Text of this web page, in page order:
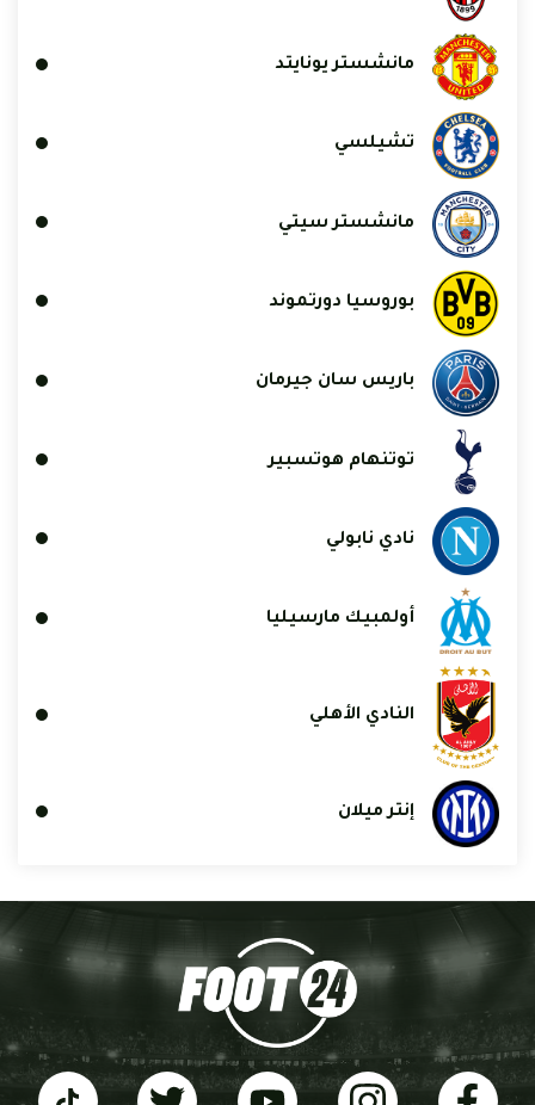
مانشستر يونايتد
تشيلسي
مانشستر سيتي
بوروسيا دورتموند
باريس سان جيرمان
توتنهام هوتسبير
نادي نابولي
أولمبيك مارسيليا
النادي الأهلي
إنتر ميلان